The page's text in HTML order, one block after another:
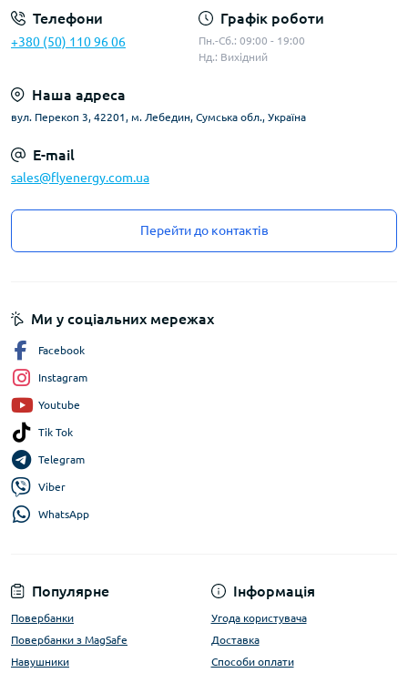
Телефони
+380 (50) 110 96 06
Графік роботи
Пн.-Сб.: 09:00 - 19:00
Нд.: Вихідний
Наша адреса
вул. Перекоп 3, 42201, м. Лебедин, Сумська обл., Україна
E-mail
sales@flyenergy.com.ua
Перейти до контактів
Популярне
Повербанки
Повербанки з MagSafe
Навушники
Інформація
Угода користувача
Доставка
Способи оплати
Ми у соціальних мережах
Facebook
Instagram
Youtube
Tik Tok
Telegram
Viber
WhatsApp